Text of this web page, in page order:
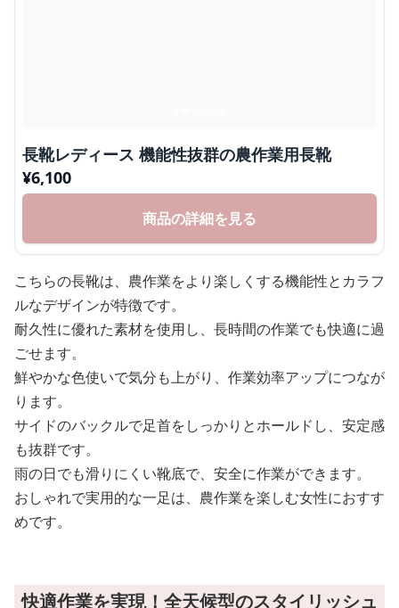
長靴レディース 機能性抜群の農作業用長靴
¥6,100
商品の詳細を見る
こちらの長靴は、農作業をより楽しくする機能性とカラフ
ルなデザインが特徴です。
耐久性に優れた素材を使用し、長時間の作業でも快適に過
ごせます。
鮮やかな色使いで気分も上がり、作業効率アップにつなが
ります。
サイドのバックルで足首をしっかりとホールドし、安定感
も抜群です。
雨の日でも滑りにくい靴底で、安全に作業ができます。
おしゃれで実用的な一足は、農作業を楽しむ女性におすす
めです。
快適作業を実現！全天候型のスタイリッシュ